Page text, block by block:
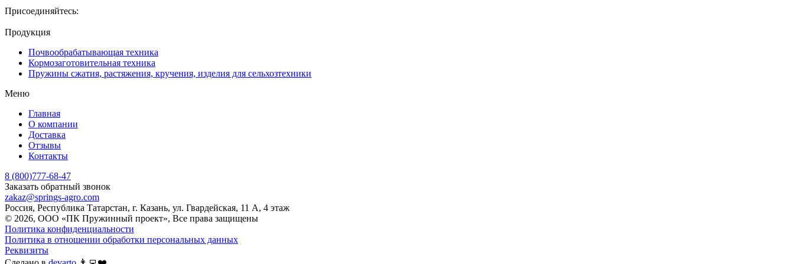
Присоединяйтесь:
Продукция
Почвообрабатывающая техника
Кормозаготовительная техника
Пружины сжатия, растяжения, кручения, изделия для сельхозтехники
Меню
Главная
О компании
Доставка
Отзывы
Контакты
8 (800)777-68-47
Заказать обратный звонок
zakaz@springs-agro.com
Россия, Республика Татарстан, г. Казань, ул. Гвардейская, 11 А, 4 этаж
© 2026, ООО «ПК Пружинный проект», Все права защищены
Политика конфиденциальности
Политика в отношении обработки персональных данных
Реквизиты